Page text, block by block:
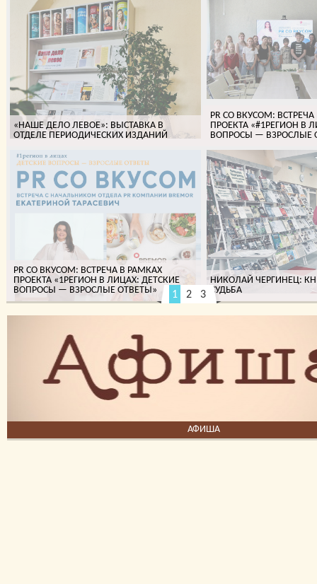
«НАШЕ ДЕЛО ЛЕВОЕ»: ВЫСТАВКА В
ОТДЕЛЕ ПЕРИОДИЧЕСКИХ ИЗДАНИЙ
PR СО ВКУСОМ:
ПРОЕКТА «#1РЕГИОН В
ВОПРОСЫ — ВЗРОСЛЫЕ
PR СО ВКУСОМ: ВСТРЕЧА В РАМКАХ
ПРОЕКТА «1РЕГИОН В ЛИЦАХ: ДЕТСКИЕ
ВОПРОСЫ — ВЗРОСЛЫЕ ОТВЕТЫ»
НИКОЛАЙ ЧЕРГИНЕЦ:
СУДЬБА
1 2 3
АФИША